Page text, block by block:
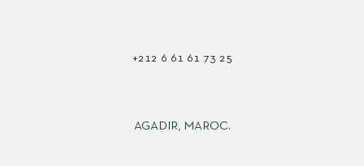
+212 6 61 61 73 25
AGADIR, MAROC.